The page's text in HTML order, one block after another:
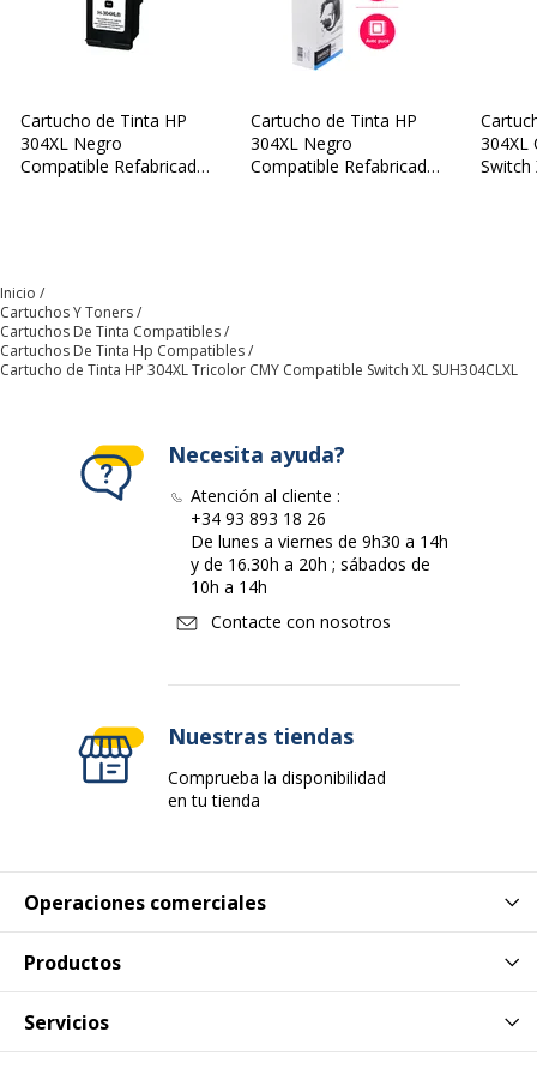
Condición del producto Nuevo producto
Cantidad empaquetada 1
Garantía
Cartucho de Tinta HP
304XL Negro
Compatible Refabricado
Cartucho de Tinta HP
304XL Negro
Compatible Refabricado
304XL
Switch
Inicio
Cartuchos Y Toners
Cartuchos De Tinta Compatibles
Cartuchos De Tinta Hp Compatibles
Cartucho de Tinta HP 304XL Tricolor CMY Compatible Switch XL SUH304CLXL
Operaciones comerciales
Productos
Servicios
Necesita ayuda?
Atención al cliente :
+34 93 893 18 26
De lunes a viernes de 9h30 a 14h
y de 16.30h a 20h ; sábados de
10h a 14h
Contacte con nosotros
Nuestras tiendas
Comprueba la disponibilidad
en tu tienda